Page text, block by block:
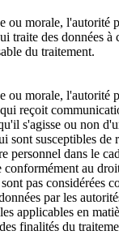
ou morale, l'autorité
traite des données à
du traitement.
ou morale, l'autorité
reçoit
s'agisse ou non
sont susceptibles de
personnel dans le
conformément au
pas considérées
par les
applicables en
finalités du